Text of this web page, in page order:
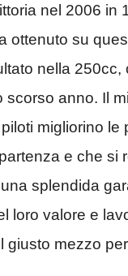
nel 2006 in
ottenuto su
nella 250cc,
scorso anno. Il
migliorino le
e che si
splendida
loro valore e
giusto mezzo